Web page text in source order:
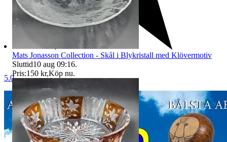
5.0
Mats Jonasson Collection - Skål i Blykristall med Klövermotiv
Sluttid10 aug 09:16.
Pris:150 kr,Köp nu.